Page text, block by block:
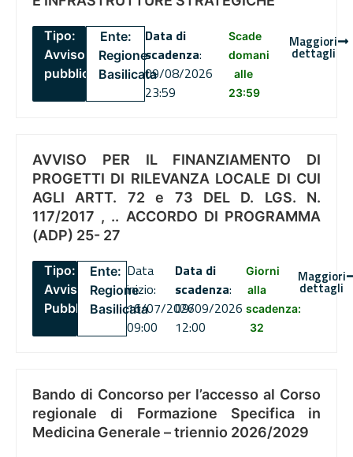
Tipo:
Avviso
pubblico
Ente:
Regione
Basilicata
Data di
scadenza:
09/08/2026
23:59
Scade
domani
alle
23:59
Maggiori
dettagli
AVVISO PER IL FINANZIAMENTO DI
PROGETTI DI RILEVANZA LOCALE DI CUI
AGLI ARTT. 72 e 73 DEL D. LGS. N.
117/2017 , .. ACCORDO DI PROGRAMMA
(ADP) 25- 27
Tipo:
Avviso
Pubblico
Ente:
Regione
Basilicata
Data
inizio:
16/07/2026
09:00
Data di
scadenza:
09/09/2026
12:00
Giorni
alla
scadenza:
32
Maggiori
dettagli
Bando di Concorso per l’accesso al Corso
regionale di Formazione Specifica in
Medicina Generale – triennio 2026/2029